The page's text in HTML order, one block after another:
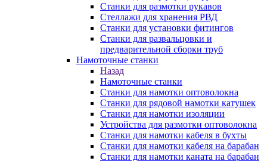
Станки для размотки рукавов
Стеллажи для хранения РВД
Станки для установки фитингов
Станки для развальцовки и
предварительной сборки труб
Намоточные станки
Назад
Намоточные станки
Станки для намотки оптоволокна
Станки для рядовой намотки катушек
Станки для намотки изоляции
Устройства для размотки оптоволокна
Станки для намотки кабеля в бухты
Станки для намотки кабеля на барабан
Станки для намотки каната на барабан